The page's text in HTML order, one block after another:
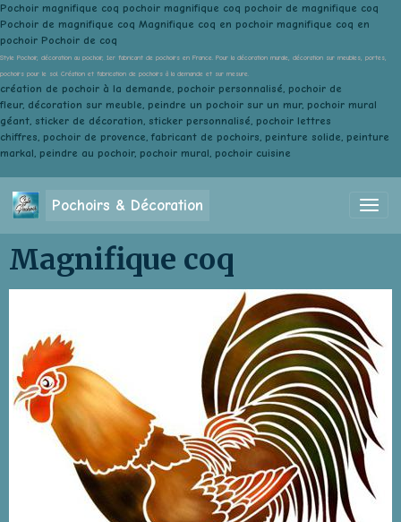
Pochoir magnifique coq pochoir magnifique coq pochoir de magnifique coq
Pochoir de magnifique coq Magnifique coq en pochoir magnifique coq en
pochoir Pochoir de coq
Style Pochoir, décoration au pochoir, 1er fabricant de pochoirs en France. Pour la décoration murale, décoration sur meubles, portes,
pochoirs pour le sol. Création et fabrication de pochoirs à la demande et sur mesure.
création de pochoir à la demande, pochoir personnalisé, pochoir de
fleur, décoration sur meuble, peindre un pochoir sur un mur, pochoir mural
géant, sticker de décoration, sticker personnalisé, pochoir lettres
chiffres, pochoir de provence, fabricant de pochoirs, peinture solide, peinture
markal, peindre au pochoir, pochoir mural, pochoir cuisine
Pochoirs & Décoration
Magnifique coq